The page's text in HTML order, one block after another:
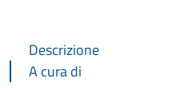
Descrizione
A cura di